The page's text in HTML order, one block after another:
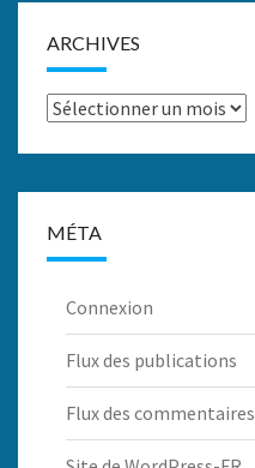
ARCHIVES
Archives
MÉTA
Connexion
Flux des publications
Flux des commentaires